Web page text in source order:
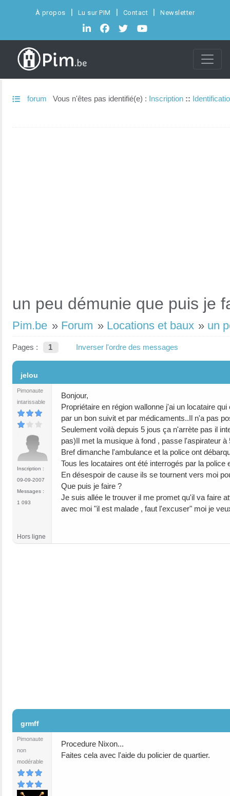
À propos Lu sur PIM Contact Newsletter
forum Vous n'êtes pas identifié(e) : Inscription ::
un peu démunie que puis je
Pim.be » Forum » Locations et baux » un
Pages : 1 Inverser l'ordre des messages
jelou
Pimonaute
intarissable
Inscription :
09-09-2007
Messages :
1 093
Bonjour,
Propriétaire en région wallonne j'ai un locataire
par un bon suivit et par médicaments..Il n'a pas
Seulement voilà depuis 5 jous ça n'arrète pas il
pas)Il met la musique à fond , passe l'aspirateur
Bref dimanche l'ambulance et la police ont
Tous les locataires ont été interrogés par la
En désespoir de cause ils se tournent vers moi
Que puis je faire ?
Je suis allée le trouver il me promet qu'il va faire
avec moi "il est malade , faut l'excuser" moi je
Hors ligne
grmff
Pimonaute
non
modérable
Procedure Nixon...
Faites cela avec l'aide du policier de quartier.